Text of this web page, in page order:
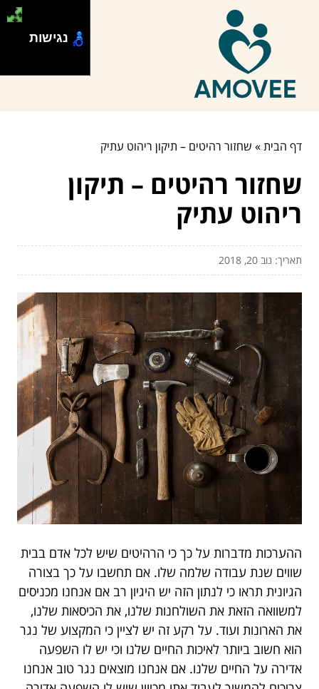
דף הבית» שחזור רהיטים – תיקון ריהוט עתיק
שחזור רהיטים – תיקון
ריהוט עתיק
תאריך: נוב 20, 2018
ההערכות מדברות על כך כי הרהיטים שיש לכל אדם בבית
שווים שנת עבודה שלמה שלו. אם תחשבו על כך בצורה
הגיונית תראו כי לנתון הזה יש היגיון רב אם אנחנו מכניסים
למשוואה הזאת את השולחנות שלנו, את הכיסאות שלנו,
את הארונות ועוד. על רקע זה יש לציין כי המקצוע של נגר
הוא חשוב ביותר לאיכות החיים שלנו וכי יש לו השפעה
אדירה על החיים שלנו. אם אנחנו מוצאים נגר טוב אנחנו
נגישות